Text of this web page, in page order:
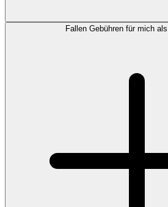
Fallen Gebühren für mich